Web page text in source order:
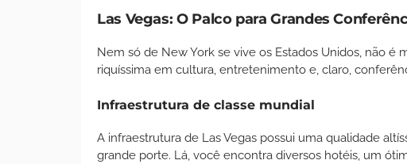
Las Vegas: O Palco para Grandes
Nem só de New York se vive os Estados Unidos, não é
riquíssima em cultura, entretenimento e, claro,
Infraestrutura de classe mundial
A infraestrutura de Las Vegas possui uma qualidade
grande porte. Lá, você encontra diversos hotéis, um